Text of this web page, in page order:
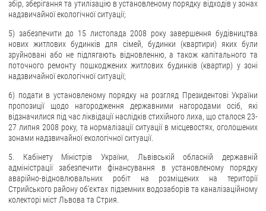
збір, зберігання та утилізацію в установленому порядку відходів у зонах
надзвичайної екологічної ситуації;
5) забезпечити до 15 листопада 2008 року завершення будівництва
нових житлових будинків для сімей, будинки (квартири) яких були
зруйновані або не підлягають відновленню, а також капітального та
поточного ремонту пошкоджених житлових будинків (квартир) у зоні
надзвичайної екологічної ситуації;
6) подати в установленому порядку на розгляд Президентові України
пропозиції щодо нагородження державними нагородами осіб, які
відзначилися під час ліквідації наслідків стихійного лиха, що сталося 23-
27 липня 2008 року, та нормалізації ситуації в місцевостях, оголошених
зонами надзвичайної екологічної ситуації.
5. Кабінету Міністрів України, Львівській обласній державній
адміністрації забезпечити фінансування в установленому порядку
аварійно-відновлювальних робіт на розміщених на території
Стрийського району об'єктах підземних водозаборів та каналізаційному
колекторі міст Львова та Стрия.